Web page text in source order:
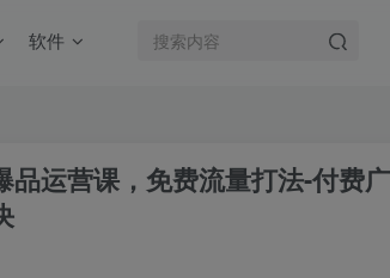
软件
品运营课，免费流量打法-付费